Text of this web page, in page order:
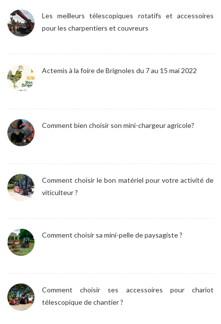
Les meilleurs télescopiques rotatifs et accessoires
pour les charpentiers et couvreurs
Actemis à la foire de Brignoles du 7 au 15 mai 2022
Comment bien choisir son mini-chargeur agricole?
Comment choisir le bon matériel pour votre activité de
viticulteur ?
Comment choisir sa mini-pelle de paysagiste ?
Comment choisir ses accessoires pour chariot
télescopique de chantier ?